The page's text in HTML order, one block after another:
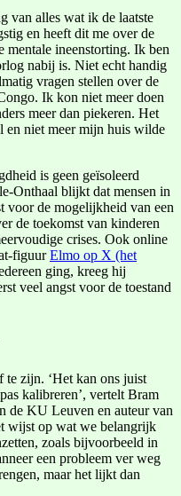
van alles wat ik de laatste
en heeft dit me over de
mentale ineenstorting. Ik ben
nabij is. Niet echt handig
vragen stellen over de
Ik kon niet meer doen
meer dan piekeren. Het
en niet meer mijn huis wilde
is geen geïsoleerd
Onthaal blijkt dat mensen in
voor de mogelijkheid van een
de toekomst van kinderen
crises. Ook online
figuurElmo op X (het
ging, kreeg hij
veel angst voor de toestand
zijn. ‘Het kan ons juist
kalibreren’, vertelt Bram
de KU Leuven en auteur van
wijst op wat we belangrijk
zoals bijvoorbeeld in
een probleem ver weg
maar het lijkt dan